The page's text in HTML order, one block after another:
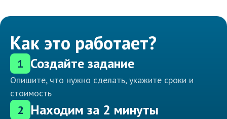
Как это работает?
1 Создайте задание
Опишите, что нужно сделать, укажите сроки и
стоимость
2 Находим за 2 минуты